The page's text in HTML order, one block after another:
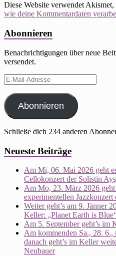
Diese Website verwendet
wie deine Kommentardaten
Abonnieren
Benachrichtigungen über neue
versendet.
E-
Mail-
Adresse
Abonnieren
Schließe dich 234 anderen
Neueste Beiträge
Am Mi, 06. Mai 2026 geht
Cellokonzert der Solistin
Am Mo, 23. März 2026
experimentellen
Weiter geht’s am 9. Jänner
Keller: „Planet Earth is
Am 5. September geht’s
Am kommenden Sa., 28. 6.,
danach geht’s im Keller
Neubauer